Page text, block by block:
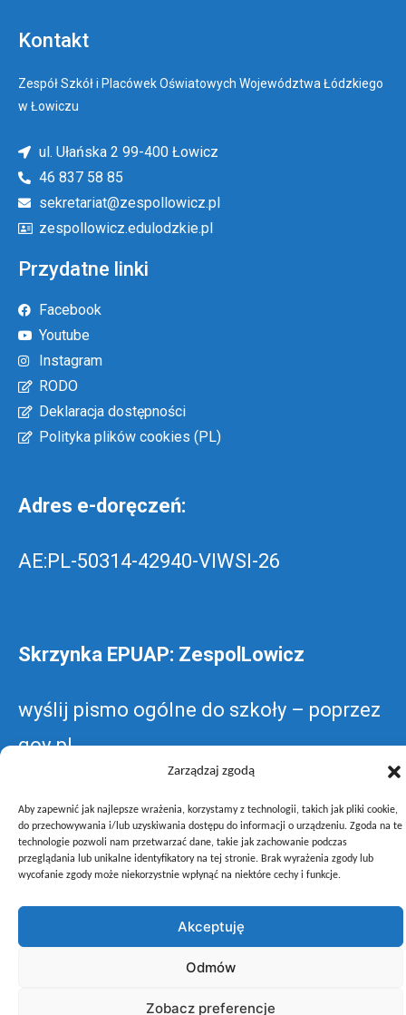
Zarządzaj zgodą
Aby zapewnić jak najlepsze wrażenia, korzystamy z technologii, takich jak pliki cookie,
do przechowywania i/lub uzyskiwania dostępu do informacji o urządzeniu. Zgoda na te
technologie pozwoli nam przetwarzać dane, takie jak zachowanie podczas
przeglądania lub unikalne identyfikatory na tej stronie. Brak wyrażenia zgody lub
wycofanie zgody może niekorzystnie wpłynąć na niektóre cechy i funkcje.
Akceptuję
Odmów
Zobacz preferencje
Kontakt
Zespół Szkół i Placówek Oświatowych Województwa Łódzkiego
w Łowiczu
ul. Ułańska 2 99-400 Łowicz
46 837 58 85
sekretariat@zespollowicz.pl
zespollowicz.edulodzkie.pl
Przydatne linki
Facebook
Youtube
Instagram
RODO
Deklaracja dostępności
Polityka plików cookies (PL)
Adres e-doręczeń:
AE:PL-50314-42940-VIWSI-26
Skrzynka EPUAP: ZespolLowicz
wyślij pismo ogólne do szkoły – poprzez
gov.pl
Copyright © Zespół Szkół i Placówek Oświatowych Województwa
Łódzkiego w Łowiczu